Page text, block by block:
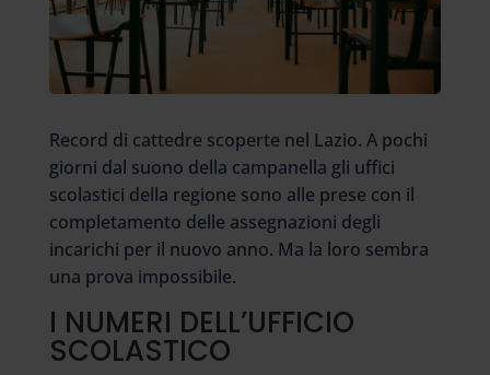
Record di cattedre scoperte nel Lazio. A pochi
giorni dal suono della campanella gli uffici
scolastici della regione sono alle prese con il
completamento delle assegnazioni degli
incarichi per il nuovo anno. Ma la loro sembra
una prova impossibile.
I NUMERI DELL’UFFICIO
SCOLASTICO